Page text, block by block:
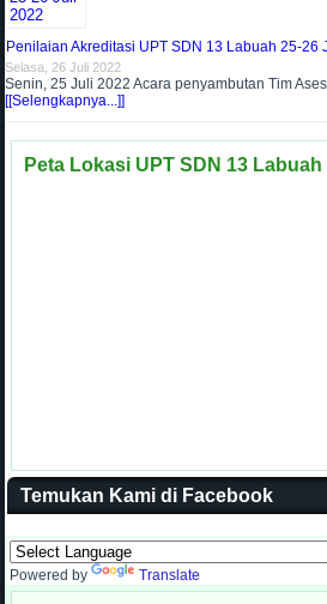
Penilaian Akreditasi UPT SDN 13 Labuah 25-26
Selasa, 26 Juli 2022
Senin, 25 Juli 2022 Acara penyambutan Tim
[[Selengkapnya...]]
Peta Lokasi UPT SDN 13 Labuah
Temukan Kami di Facebook
Powered by Translate